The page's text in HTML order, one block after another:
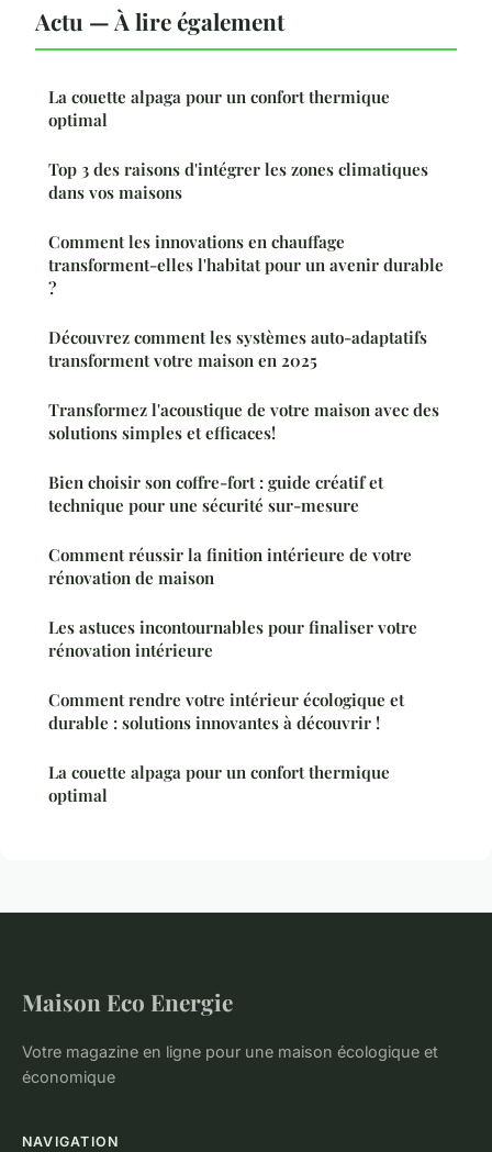
Actu — À lire également
La couette alpaga pour un confort thermique
optimal
Top 3 des raisons d'intégrer les zones climatiques
dans vos maisons
Comment les innovations en chauffage
transforment-elles l'habitat pour un avenir durable
?
Découvrez comment les systèmes auto-adaptatifs
transforment votre maison en 2025
Transformez l'acoustique de votre maison avec des
solutions simples et efficaces!
Bien choisir son coffre-fort : guide créatif et
technique pour une sécurité sur-mesure
Comment réussir la finition intérieure de votre
rénovation de maison
Les astuces incontournables pour finaliser votre
rénovation intérieure
Comment rendre votre intérieur écologique et
durable : solutions innovantes à découvrir !
La couette alpaga pour un confort thermique
optimal
Maison Eco Energie
Votre magazine en ligne pour une maison écologique et
économique
NAVIGATION